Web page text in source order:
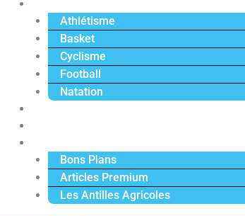
Athlétisme
Basket
Cyclisme
Football
Natation
Bons Plans
Articles Premium
Les Antilles Agricoles